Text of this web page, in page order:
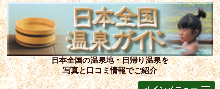
日本全国の温泉地・日帰り温泉を
写真と口コミ情報でご紹介